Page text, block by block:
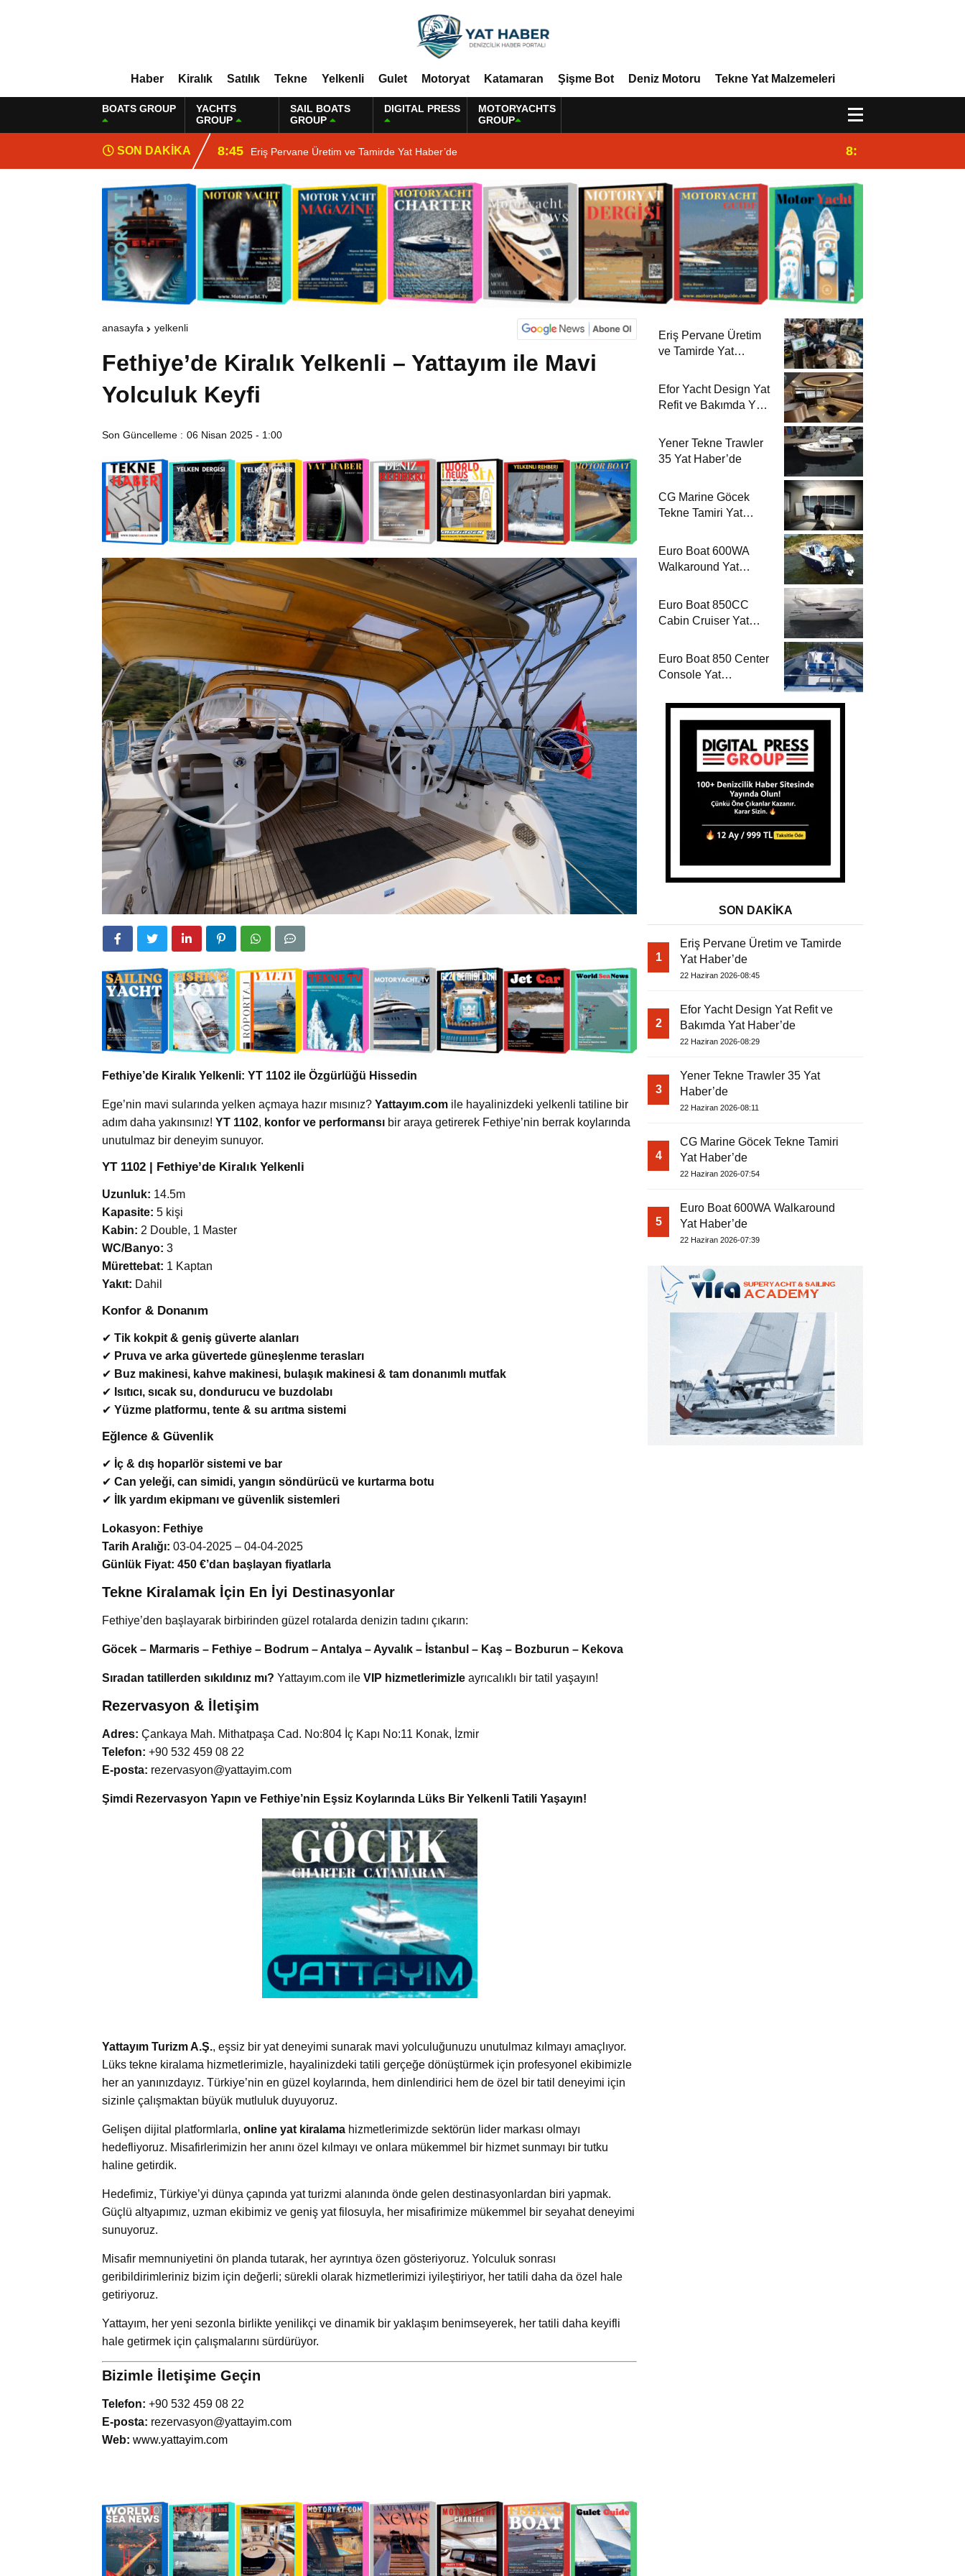
Haber Kiralık Satılık Tekne Yelkenli Gulet Motoryat Katamaran Şişme Bot Deniz Motoru Tekne Yat Malzemeleri
BOATS GROUP
YACHTS
GROUP
SAIL BOATS
GROUP
DIGITAL PRESS
MOTORYACHTS
GROUP
SON DAKİKA 8:45 Eriş Pervane Üretim ve Tamirde Yat Haber’de 8:29
anasayfa yelkenli
Fethiye’de Kiralık Yelkenli – Yattayım ile Mavi
Yolculuk Keyfi
Son Güncelleme : 06 Nisan 2025 - 1:00
Fethiye’de Kiralık Yelkenli: YT 1102 ile Özgürlüğü Hissedin
Ege’nin mavi sularında yelken açmaya hazır mısınız? Yattayım.com ile hayalinizdeki yelkenli tatiline bir
adım daha yakınsınız! YT 1102, konfor ve performansı bir araya getirerek Fethiye’nin berrak koylarında
unutulmaz bir deneyim sunuyor.
YT 1102 | Fethiye’de Kiralık Yelkenli
Uzunluk: 14.5m
Kapasite: 5 kişi
Kabin: 2 Double, 1 Master
WC/Banyo: 3
Mürettebat: 1 Kaptan
Yakıt: Dahil
Konfor & Donanım
✔ Tik kokpit & geniş güverte alanları
✔ Pruva ve arka güvertede güneşlenme terasları
✔ Buz makinesi, kahve makinesi, bulaşık makinesi & tam donanımlı mutfak
✔ Isıtıcı, sıcak su, dondurucu ve buzdolabı
✔ Yüzme platformu, tente & su arıtma sistemi
Eğlence & Güvenlik
✔ İç & dış hoparlör sistemi ve bar
✔ Can yeleği, can simidi, yangın söndürücü ve kurtarma botu
✔
İlk yardım ekipmanı ve güvenlik sistemleri
Lokasyon: Fethiye
Tarih Aralığı: 03-04-2025 – 04-04-2025
Günlük Fiyat: 450 €’dan başlayan fiyatlarla
Tekne Kiralamak İçin En İyi Destinasyonlar
Fethiye’den başlayarak birbirinden güzel rotalarda denizin tadını çıkarın:
Göcek – Marmaris – Fethiye – Bodrum – Antalya – Ayvalık – İstanbul – Kaş – Bozburun – Kekova
Sıradan tatillerden sıkıldınız mı? Yattayım.com ile VIP hizmetlerimizle ayrıcalıklı bir tatil yaşayın!
Rezervasyon & İletişim
Adres: Çankaya Mah. Mithatpaşa Cad. No:804 İç Kapı No:11 Konak, İzmir
Telefon: +90 532 459 08 22
E-posta: rezervasyon@yattayim.com
Şimdi Rezervasyon Yapın ve Fethiye’nin Eşsiz Koylarında Lüks Bir Yelkenli Tatili Yaşayın!
Yattayım Turizm A.Ş., eşsiz bir yat deneyimi sunarak mavi yolculuğunuzu unutulmaz kılmayı amaçlıyor.
Lüks tekne kiralama hizmetlerimizle, hayalinizdeki tatili gerçeğe dönüştürmek için profesyonel ekibimizle
her an yanınızdayız. Türkiye’nin en güzel koylarında, hem dinlendirici hem de özel bir tatil deneyimi için
sizinle çalışmaktan büyük mutluluk duyuyoruz.
Gelişen dijital platformlarla, online yat kiralama hizmetlerimizde sektörün lider markası olmayı
hedefliyoruz. Misafirlerimizin her anını özel kılmayı ve onlara mükemmel bir hizmet sunmayı bir tutku
haline getirdik.
Hedefimiz, Türkiye’yi dünya çapında yat turizmi alanında önde gelen destinasyonlardan biri yapmak.
Güçlü altyapımız, uzman ekibimiz ve geniş yat filosuyla, her misafirimize mükemmel bir seyahat deneyimi
sunuyoruz.
Misafir memnuniyetini ön planda tutarak, her ayrıntıya özen gösteriyoruz. Yolculuk sonrası
geribildirimleriniz bizim için değerli; sürekli olarak hizmetlerimizi iyileştiriyor, her tatili daha da özel hale
getiriyoruz.
Yattayım, her yeni sezonla birlikte yenilikçi ve dinamik bir yaklaşım benimseyerek, her tatili daha keyifli
hale getirmek için çalışmalarını sürdürüyor.
Bizimle İletişime Geçin
Telefon: +90 532 459 08 22
E-posta: rezervasyon@yattayim.com
Web: www.yattayim.com
Eriş Pervane Üretim
ve Tamirde Yat
Efor Yacht Design Yat
Refit ve Bakımda Yat
Yener Tekne Trawler
35 Yat Haber’de
CG Marine Göcek
Tekne Tamiri Yat
Euro Boat 600WA
Walkaround Yat
Euro Boat 850CC
Cabin Cruiser Yat
Euro Boat 850 Center
Console Yat
SON DAKİKA
1
Eriş Pervane Üretim ve Tamirde
Yat Haber’de
22 Haziran 2026-08:45
2
Efor Yacht Design Yat Refit ve
Bakımda Yat Haber’de
22 Haziran 2026-08:29
3
Yener Tekne Trawler 35 Yat
Haber’de
22 Haziran 2026-08:11
4
CG Marine Göcek Tekne Tamiri
Yat Haber’de
22 Haziran 2026-07:54
5
Euro Boat 600WA Walkaround
Yat Haber’de
22 Haziran 2026-07:39